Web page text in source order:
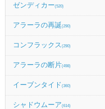
ゼンディカー(520)
アラーラの再誕(290)
コンフラックス (290)
アラーラの断片(498)
イーブンタイド (360)
シャドウムーア(614)